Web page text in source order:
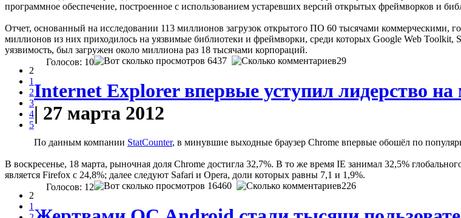
программное обеспечение, построенное с использованием устаревших версий открытых фреймворков и
Отчет, основанный на исследовании 113 миллионов загрузок открытого ПО 60 тысячами коммерческими,
миллионов из них приходилось на уязвимые библиотеки и фреймворки, среди которых Google Web
уязвимость, был загружен около миллиона раз 18 тысячами корпораций.
2
1
2
3
4
5
Голосов: 10 6437 29
Internet Explorer впервые уступил лидерство
| 27 марта 2012
По данным компании StatCounter, в минувшие выходные браузер Chrome впервые обошёл по
В воскресенье, 18 марта, рыночная доля Chrome достигла 32,7%. В то же время IE занимал 32,5%
является Firefox с 24,8%; далее следуют Safari и Opera, доли которых равны 7,1 и 1,9%.
2
1
Голосов: 12 16460 226